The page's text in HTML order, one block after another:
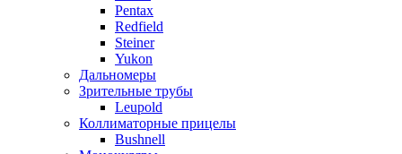
Pentax
Redfield
Steiner
Yukon
Дальномеры
Зрительные трубы
Leupold
Коллиматорные прицелы
Bushnell